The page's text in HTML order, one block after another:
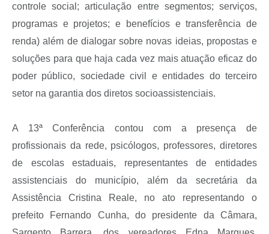
controle social; articulação entre segmentos; serviços,
programas e projetos; e benefícios e transferência de
renda) além de dialogar sobre novas ideias, propostas e
soluções para que haja cada vez mais atuação eficaz do
poder público, sociedade civil e entidades do terceiro
setor na garantia dos diretos socioassistenciais.
A 13ª Conferência contou com a presença de
profissionais da rede, psicólogos, professores, diretores
de escolas estaduais, representantes de entidades
assistenciais do município, além da secretária da
Assistência Cristina Reale, no ato representando o
prefeito Fernando Cunha, do presidente da Câmara,